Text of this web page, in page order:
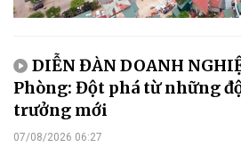
DIỄN ĐÀN DOANH
Phòng: Đột phá từ những
trưởng mới
07/08/2026 06:27